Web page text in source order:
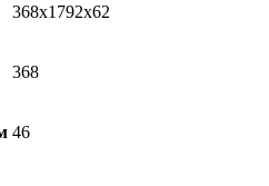
368x1792x62
368
46